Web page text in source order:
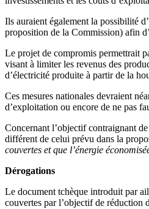
Ils auraient également la possibilité
proposition de la Commission) afin
Le projet de compromis permettrait
visant à limiter les revenus des
d’électricité produite à partir de la
Ces mesures nationales devraient
d’exploitation ou encore de ne pas
Concernant l’objectif contraignant
différent de celui prévu dans la
couvertes et que l’énergie
Dérogations
Le document tchèque introduit par
couvertes par l’objectif de réduction